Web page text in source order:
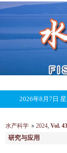
2026年8月7日
水产科学 2024, Vol. 43
研究与应用